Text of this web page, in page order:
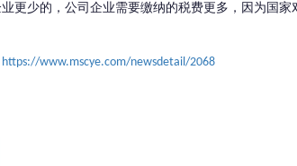
更少的，公司企业需要缴纳的税费更多，因为国
https://www.mscye.com/newsdetail/2068